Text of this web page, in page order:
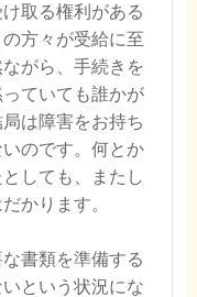
取る権利がある
方々が受給に至
がら、手続きを
ていても誰かが
は障害をお持ち
のです。何とか
しても、またし
かります。
書類を準備する
という状況にな